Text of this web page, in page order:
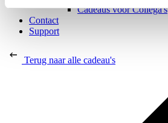
Cadeaus voor Collega's
Contact
Support
Terug naar alle cadeau's